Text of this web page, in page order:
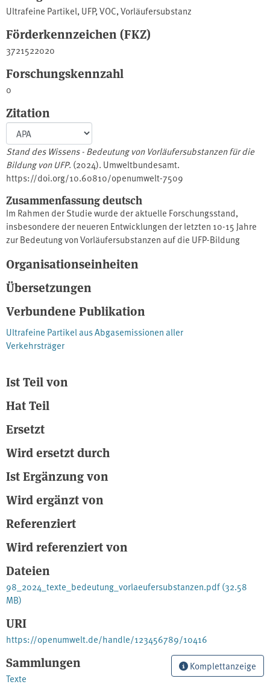
Ultrafeine Partikel,UFP,VOC,Vorläufersubstanz
Förderkennzeichen (FKZ)
3721522020
Forschungskennzahl
0
Zitation
Stand des Wissens - Bedeutung von Vorläufersubstanzen für die
Bildung von UFP. (2024). Umweltbundesamt.
https://doi.org/10.60810/openumwelt-7509
Zusammenfassung deutsch
Im Rahmen der Studie wurde der aktuelle Forschungsstand,
insbesondere der neueren Entwicklungen der letzten 10-15 Jahre
zur Bedeutung von Vorläufersubstanzen auf die UFP-Bildung
Betrachtung der VOCs (Volatile Organic Compounds) und der SOA-
Bildung (Secondary Organic Aerosols), es wurden jedoch auch
weitere sekundäre Bildungsmechanismen, Quellen und Anteile
(z.B. Kondensate) in Kürze zusammengestellt und bewertet. Die
Studie richtet sich an Wissenschaftler*innen, Behörden und alle
Interessierten zum Thema Ultrafeinstaub und seine Quellen.
Organisationseinheiten
Übersetzungen
Verbundene Publikation
Ultrafeine Partikel aus Abgasemissionen aller
Verkehrsträger
Ist Teil von
Hat Teil
Ersetzt
Wird ersetzt durch
Ist Ergänzung von
Wird ergänzt von
Referenziert
Wird referenziert von
Dateien
98_2024_texte_bedeutung_vorlaeufersubstanzen.pdf(32.58
MB)
URI
https://openumwelt.de/handle/123456789/10416
Sammlungen
Texte
Komplettanzeige